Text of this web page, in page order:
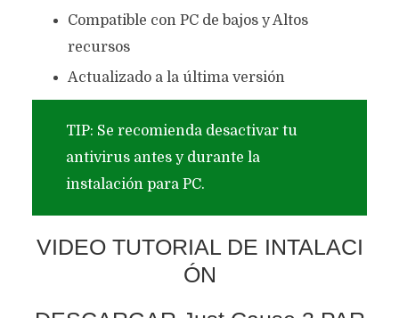
Compatible con PC de bajos y Altos
recursos
Actualizado a la última versión
TIP: Se recomienda desactivar tu
antivirus antes y durante la
instalación para PC.
VIDEO TUTORIAL DE INTALACI
ÓN